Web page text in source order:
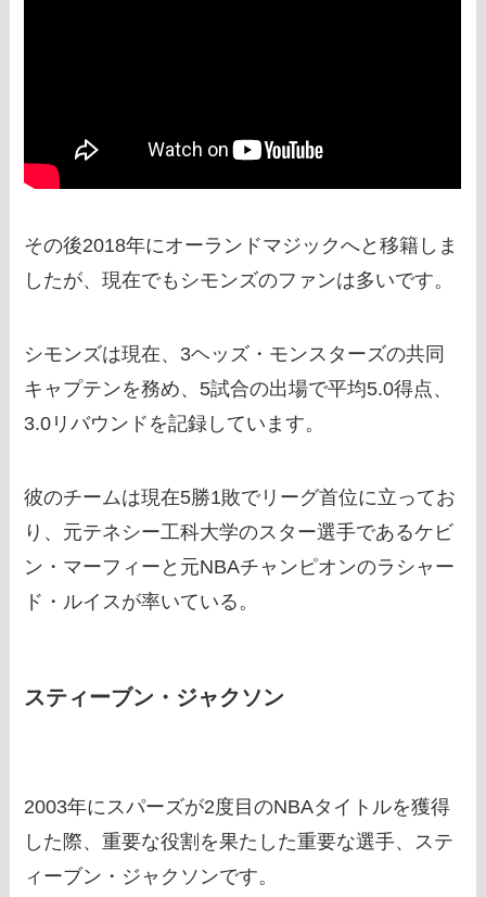
その後2018年にオーランドマジックへと移籍しま
したが、現在でもシモンズのファンは多いです。
シモンズは現在、3ヘッズ・モンスターズの共同
キャプテンを務め、5試合の出場で平均5.0得点、
3.0リバウンドを記録しています。
彼のチームは現在5勝1敗でリーグ首位に立ってお
り、元テネシー工科大学のスター選手であるケビ
ン・マーフィーと元NBAチャンピオンのラシャー
ド・ルイスが率いている。
スティーブン・ジャクソン
2003年にスパーズが2度目のNBAタイトルを獲得
した際、重要な役割を果たした重要な選手、ステ
ィーブン・ジャクソンです。